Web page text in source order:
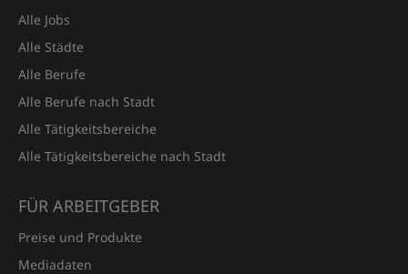
Alle Jobs
Alle Städte
Alle Berufe
Alle Berufe nach Stadt
Alle Tätigkeitsbereiche
Alle Tätigkeitsbereiche nach Stadt
FÜR ARBEITGEBER
Preise und Produkte
Mediadaten